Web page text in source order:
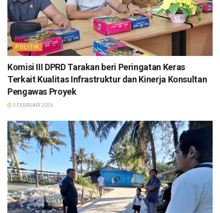
POLITIK
Komisi III DPRD Tarakan beri Peringatan Keras
Terkait Kualitas Infrastruktur dan Kinerja Konsultan
Pengawas Proyek
3 FEBRUARI 2026